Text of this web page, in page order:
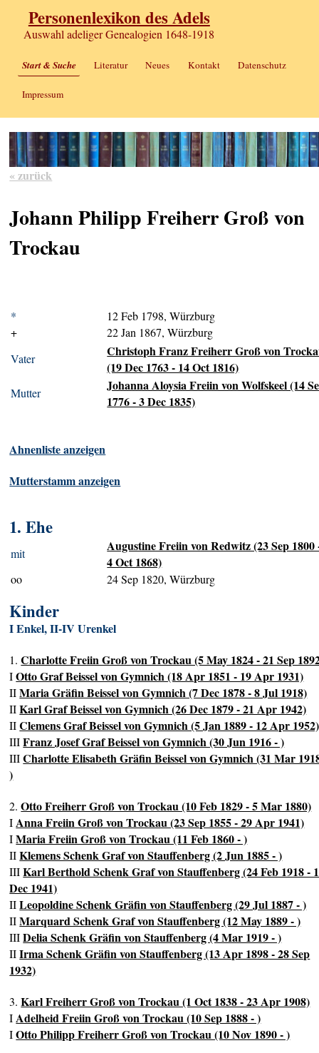
Personenlexikon des Adels
Auswahl adeliger Genealogien 1648-1918
Start & Suche Literatur Neues Kontakt Datenschutz
Impressum
« zurück
Johann Philipp Freiherr Groß von
Trockau
*
12 Feb 1798, Würzburg
+
22 Jan 1867, Würzburg
Vater
Christoph Franz Freiherr Groß von
(19 Dec 1763 - 14 Oct 1816)
Mutter
Johanna Aloysia Freiin von Wolfskeel (14
1776 - 3 Dec 1835)
Ahnenliste anzeigen
Mutterstamm anzeigen
1. Ehe
mit
Augustine Freiin von Redwitz (23 Sep 1800
4 Oct 1868)
oo 24 Sep 1820, Würzburg
Kinder
I Enkel, II-IV Urenkel
1.Charlotte Freiin Groß von Trockau (5 May 1824 - 21 Sep
IOtto Graf Beissel von Gymnich (18 Apr 1851 - 19 Apr 1931)
IIMaria Gräfin Beissel von Gymnich (7 Dec 1878 - 8 Jul 1918)
IIKarl Graf Beissel von Gymnich (26 Dec 1879 - 21 Apr 1942)
IIClemens Graf Beissel von Gymnich (5 Jan 1889 - 12 Apr 1952)
IIIFranz Josef Graf Beissel von Gymnich (30 Jun 1916 - )
IIICharlotte Elisabeth Gräfin Beissel von Gymnich (31 Mar
)
2.Otto Freiherr Groß von Trockau (10 Feb 1829 - 5 Mar 1880)
IAnna Freiin Groß von Trockau (23 Sep 1855 - 29 Apr 1941)
IMaria Freiin Groß von Trockau (11 Feb 1860 - )
IIKlemens Schenk Graf von Stauffenberg (2 Jun 1885 - )
IIIKarl Berthold Schenk Graf von Stauffenberg (24 Feb 1918 - 1
Dec 1941)
IILeopoldine Schenk Gräfin von Stauffenberg (29 Jul 1887 - )
IIMarquard Schenk Graf von Stauffenberg (12 May 1889 - )
IIIDelia Schenk Gräfin von Stauffenberg (4 Mar 1919 - )
IIIrma Schenk Gräfin von Stauffenberg (13 Apr 1898 - 28 Sep
1932)
3.Karl Freiherr Groß von Trockau (1 Oct 1838 - 23 Apr 1908)
IAdelheid Freiin Groß von Trockau (10 Sep 1888 - )
IOtto Philipp Freiherr Groß von Trockau (10 Nov 1890 - )